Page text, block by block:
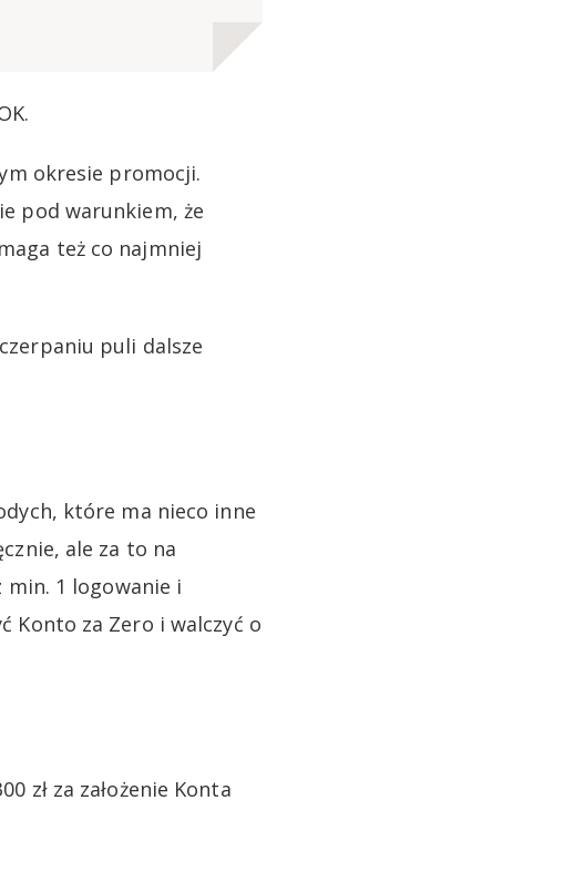
okresie promocji.
pod warunkiem, że
też co najmniej
puli dalsze
które ma nieco inne
ale za to na
min. 1 logowanie i
Konto za Zero i walczyć o
zł za założenie Konta